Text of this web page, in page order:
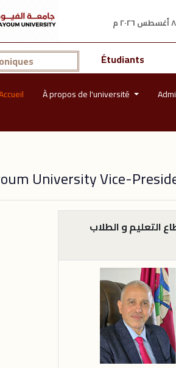
Étudiants
À propos de l'université
University Vice-
التعليم و الطلاب